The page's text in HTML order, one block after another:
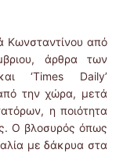
Κωνσταντίνου από
άρθρα των
‘Times Daily’
την χώρα, μετά
η ποιότητα
Ο βλοσυρός όπως
με δάκρυα στα